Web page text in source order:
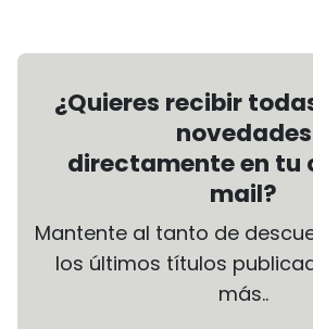
¿Quieres recibir
novedades
directamente en tu
mail?
Mantente al tanto de
los últimos títulos
más..